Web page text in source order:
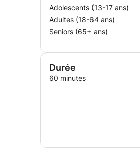
Adolescents (13-17 ans)
Adultes (18-64 ans)
Seniors (65+ ans)
Durée
60 minutes